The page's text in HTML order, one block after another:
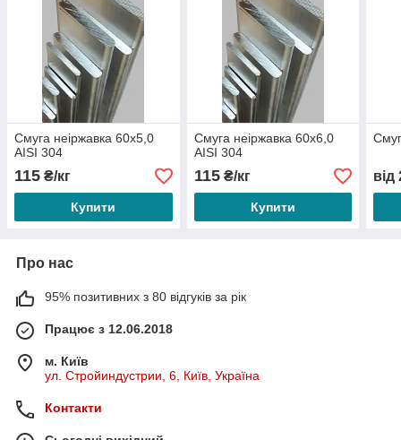
Смуга неіржавка 60х5,0
AISI 304
115 ₴/кг
Купити
Смуга неіржавка 60х6,0
AISI 304
115₴/кг
Купити
від
Про нас
95% позитивних з 80 відгуків за рік
Працює з 12.06.2018
м. Київ
ул. Стройиндустрии, 6, Київ, Україна
Контакти